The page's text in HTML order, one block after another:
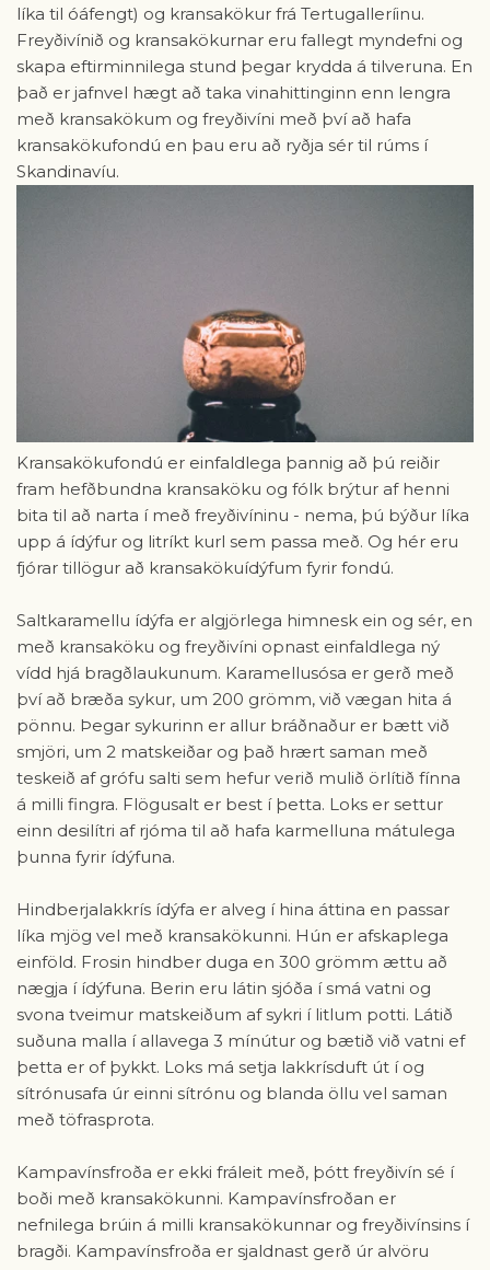
líka til óáfengt) og kransakökur frá Tertugalleríinu.
Freyðivínið og kransakökurnar eru fallegt myndefni og
skapa eftirminnilega stund þegar krydda á tilveruna. En
það er jafnvel hægt að taka vinahittinginn enn lengra
með kransakökum og freyðivíni með því að hafa
kransakökufondú en þau eru að ryðja sér til rúms í
Skandinavíu.
Kransakökufondú er einfaldlega þannig að þú reiðir
fram hefðbundna kransaköku og fólk brýtur af henni
bita til að narta í með freyðivíninu - nema, þú býður líka
upp á ídýfur og litríkt kurl sem passa með. Og hér eru
fjórar tillögur að kransakökuídýfum fyrir fondú.
Saltkaramellu ídýfa er algjörlega himnesk ein og sér, en
með kransaköku og freyðivíni opnast einfaldlega ný
vídd hjá bragðlaukunum. Karamellusósa er gerð með
því að bræða sykur, um 200 grömm, við vægan hita á
pönnu. Þegar sykurinn er allur bráðnaður er bætt við
smjöri, um 2 matskeiðar og það hrært saman með
teskeið af grófu salti sem hefur verið mulið örlítið fínna
á milli fingra. Flögusalt er best í þetta. Loks er settur
einn desilítri af rjóma til að hafa karmelluna mátulega
þunna fyrir ídýfuna.
Hindberjalakkrís ídýfa er alveg í hina áttina en passar
líka mjög vel með kransakökunni. Hún er afskaplega
einföld. Frosin hindber duga en 300 grömm ættu að
nægja í ídýfuna. Berin eru látin sjóða í smá vatni og
svona tveimur matskeiðum af sykri í litlum potti. Látið
suðuna malla í allavega 3 mínútur og bætið við vatni ef
þetta er of þykkt. Loks má setja lakkrísduft út í og
sítrónusafa úr einni sítrónu og blanda öllu vel saman
með töfrasprota.
Kampavínsfroða er ekki fráleit með, þótt freyðivín sé í
boði með kransakökunni. Kampavínsfroðan er
nefnilega brúin á milli kransakökunnar og freyðivínsins í
bragði. Kampavínsfroða er sjaldnast gerð úr alvöru